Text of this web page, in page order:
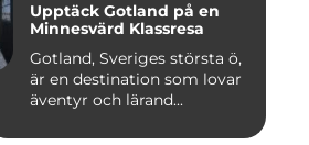
Upptäck Gotland på en
Minnesvärd Klassresa
Gotland, Sveriges största ö,
är en destination som lovar
äventyr och lärand...